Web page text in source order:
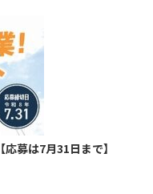
募は7月31日まで】